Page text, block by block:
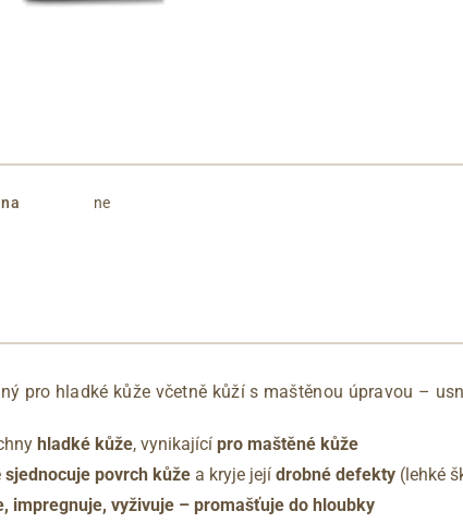
ne
pro hladké kůže včetně kůží s maštěnou úpravou –
hladké kůže, vynikající pro maštěné kůže
sjednocuje povrch kůže a kryje její drobné defekty (lehké
impregnuje, vyživuje – promašťuje do hloubky